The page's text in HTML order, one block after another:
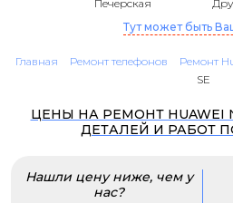
Печерская
Тут может быть
Главная Ремонт телефонов Ремонт
SE
ЦЕНЫ НА РЕМОНТ HUAWEI
ДЕТАЛЕЙ И РАБОТ
Нашли цену ниже, чем у
нас?